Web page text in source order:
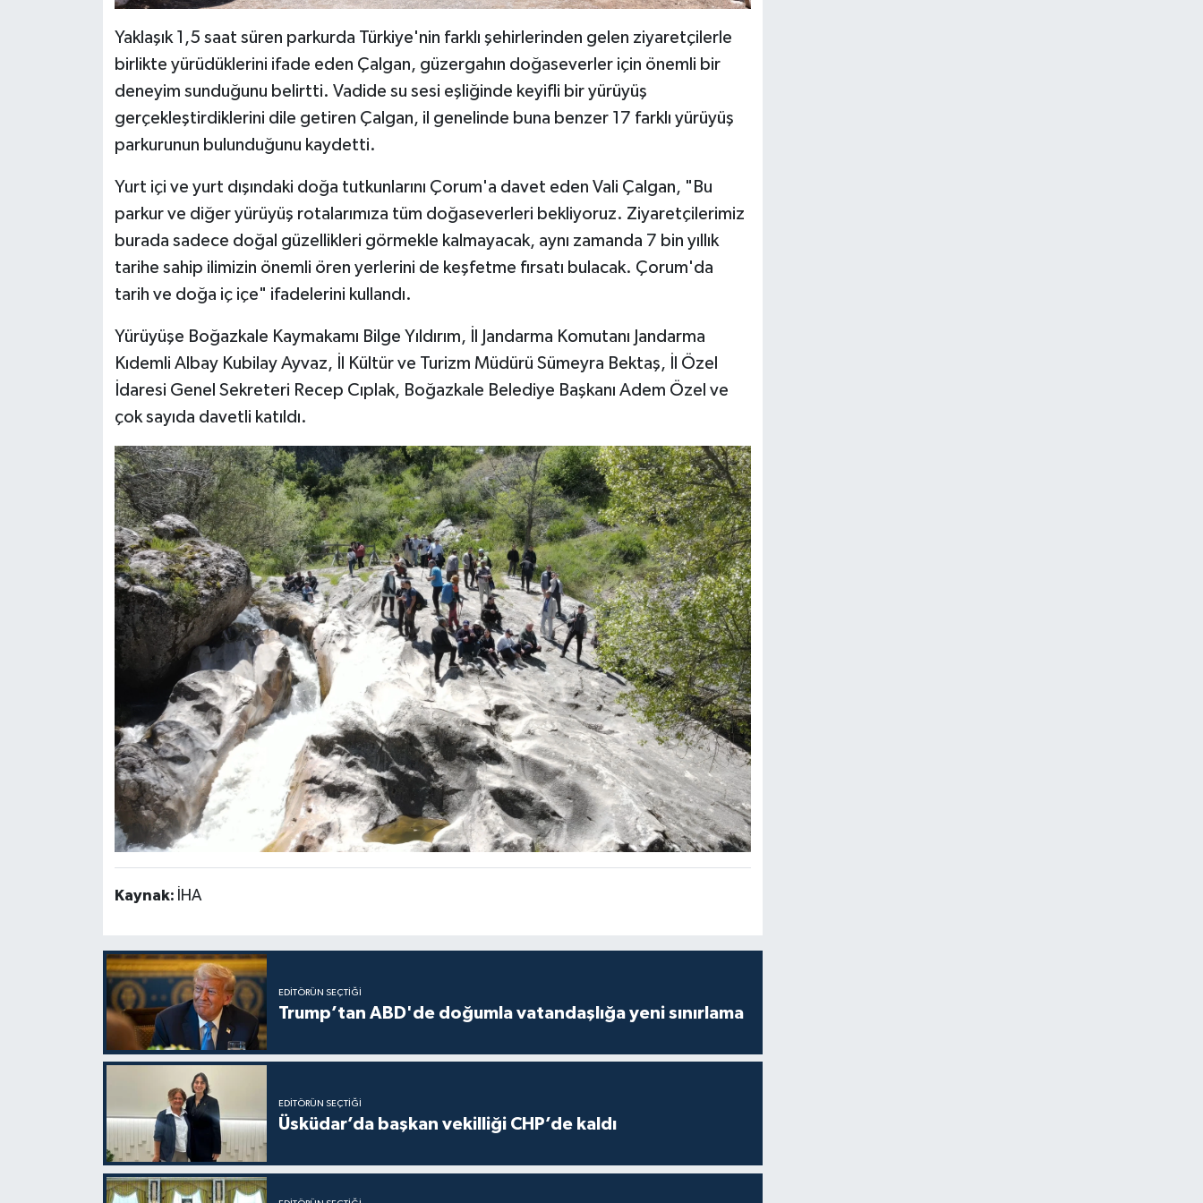
Yaklaşık 1,5 saat süren parkurda Türkiye'nin farklı şehirlerinden gelen ziyaretçilerle
birlikte yürüdüklerini ifade eden Çalgan, güzergahın doğaseverler için önemli bir
deneyim sunduğunu belirtti. Vadide su sesi eşliğinde keyifli bir yürüyüş
gerçekleştirdiklerini dile getiren Çalgan, il genelinde buna benzer 17 farklı yürüyüş
parkurunun bulunduğunu kaydetti.
Yurt içi ve yurt dışındaki doğa tutkunlarını Çorum'a davet eden Vali Çalgan, "Bu
parkur ve diğer yürüyüş rotalarımıza tüm doğaseverleri bekliyoruz. Ziyaretçilerimiz
burada sadece doğal güzellikleri görmekle kalmayacak, aynı zamanda 7 bin yıllık
tarihe sahip ilimizin önemli ören yerlerini de keşfetme fırsatı bulacak. Çorum'da
tarih ve doğa iç içe" ifadelerini kullandı.
Yürüyüşe Boğazkale Kaymakamı Bilge Yıldırım, İl Jandarma Komutanı Jandarma
Kıdemli Albay Kubilay Ayvaz, İl Kültür ve Turizm Müdürü Sümeyra Bektaş, İl Özel
İdaresi Genel Sekreteri Recep Cıplak, Boğazkale Belediye Başkanı Adem Özel ve
çok sayıda davetli katıldı.
Kaynak: İHA
EDITÖRÜN SEÇTIĞI
Trump’tan ABD'de doğumla vatandaşlığa yeni sınırlama
EDITÖRÜN SEÇTIĞI
Üsküdar’da başkan vekilliği CHP’de kaldı